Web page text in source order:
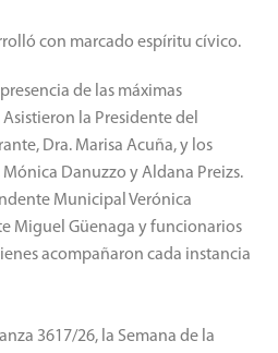
con marcado espíritu cívico.
de las máximas
la Presidente del
Dra. Marisa Acuña, y los
Danuzzo y Aldana Preizs.
Municipal Verónica
Miguel Güenaga y funcionarios
acompañaron cada instancia
3617/26, la Semana de la